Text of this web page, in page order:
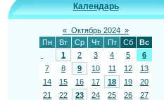
Календарь
« Октябрь 2024 »
Пн
Вт Ср Чт Пт Сб
Вс
1
2 3 4 5
6
7
8 9 10 11 12
13
14
15 16 17 18 19
20
21
22 23 24 25 26
27